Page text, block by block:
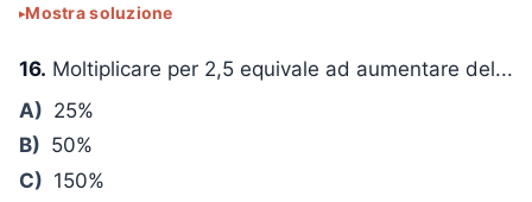
Mostra soluzione
16. Moltiplicare per 2,5 equivale ad aumentare del...
A) 25%
B) 50%
C) 150%